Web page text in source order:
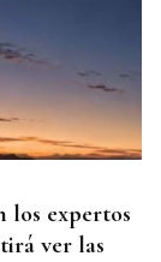
los expertos
ver las